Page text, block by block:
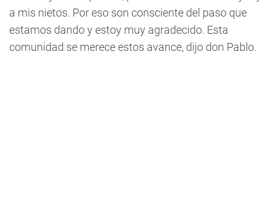
a mis nietos. Por eso son consciente del paso que
estamos dando y estoy muy agradecido. Esta
comunidad se merece estos avance, dijo don Pablo.